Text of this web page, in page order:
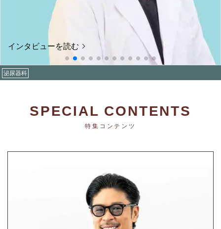
インタビューを読む
泌尿器科
SPECIAL CONTENTS
特集コンテンツ